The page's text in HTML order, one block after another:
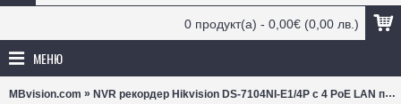
0 продукт(а) - 0,00€ (0,00 лв.)
МЕНЮ
MBvision.com » NVR рекордер Hikvision DS-7104NI-E1/4P с 4 PoE LAN порта